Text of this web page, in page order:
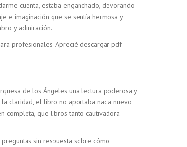
cuenta, estaba enganchado, devorando
e imaginación que se sentía hermosa y
y admiración.
profesionales. Aprecié descargar pdf
de los Ángeles una lectura poderosa y
claridad, el libro no aportaba nada nuevo
completa, que libros tanto cautivadora
sin respuesta sobre cómo